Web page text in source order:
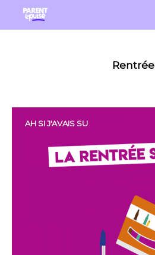
Rentrée
AH SI J'AVAIS SU